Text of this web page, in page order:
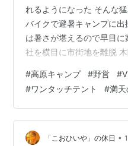
れるようになった そんな
バイクで避暑キャンプに
は暑さが堪えるので早目
社を横目に市街地を離脱
着 友人はすでに到着済み
うなので適当に時間を調整
ントへ移動した ■JAたじ
ので立ち寄って但馬牛の
を買い食いするけど、暑さ
#高原キャンプ #野営 #
#ワンタッチテント #満
「こおひいや」の休日 •